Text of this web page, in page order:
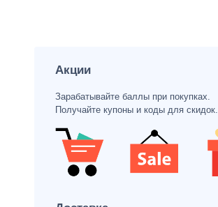
Акции
Зарабатывайте баллы при покупках.
Получайте купоны и коды для скидок.